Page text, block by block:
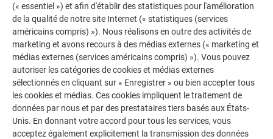
(« essentiel ») et afin d'établir des statistiques pour l'amélioration
de la qualité de notre site Internet (« statistiques (services
américains compris) »). Nous réalisons en outre des activités de
marketing et avons recours à des médias externes (« marketing et
médias externes (services américains compris) »). Vous pouvez
autoriser les catégories de cookies et médias externes
sélectionnés en cliquant sur « Enregistrer » ou bien accepter tous
les cookies et médias. Ces cookies impliquent le traitement de
données par nous et par des prestataires tiers basés aux États-
Unis. En donnant votre accord pour tous les services, vous
acceptez également explicitement la transmission des données